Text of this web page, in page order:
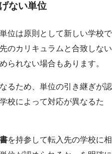
ない単位
位は原則として新しい学校で
のカリキュラムと合致しない
られない場合もあります。
るため、単位の引き継ぎが認
校によって対応が異なるた
を持参して転入先の学校に相